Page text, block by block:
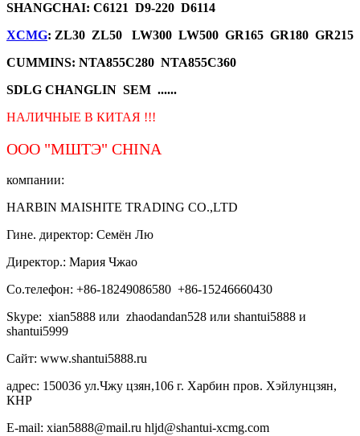
SHANGCHAI: C6121 D9-220 D6114
XCMG: ZL30 ZL50 LW300 LW500 GR165 GR180 GR215
CUMMINS: NTA855C280 NTA855C360
SDLG CHANGLIN SEM ......
НАЛИЧНЫЕ В КИТАЯ !!!
ООО "МШТЭ" CHINA
компании:
HARBIN MAISHITE TRADING CO.,LTD
Гине. директор: Семён Лю
Директор.: Мария Чжао
Со.телефон: +86-18249086580 +86-15246660430
Skype: xian5888 или zhaodandan528 или shantui5888 и
shantui5999
Сайт: www.shantui5888.ru
адрес: 150036 ул.Чжу цзян,106 г. Харбин пров. Хэйлунцзян,
КНР
E-mail: xian5888@mail.ru hljd@shantui-xcmg.com